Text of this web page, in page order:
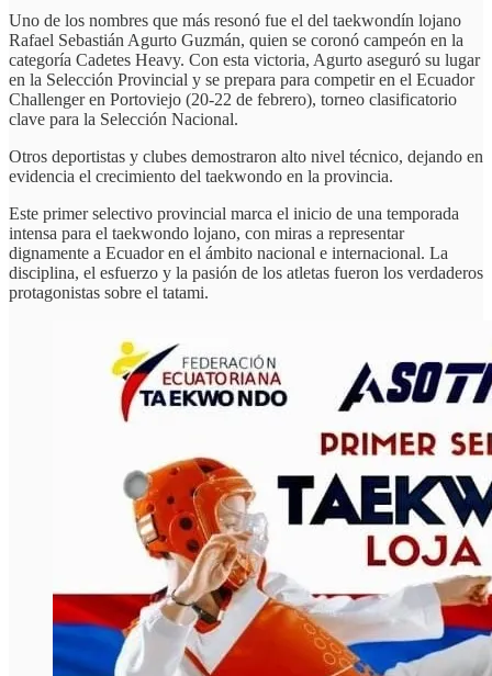
Uno de los nombres que más resonó fue el del taekwondín lojano
Rafael Sebastián Agurto Guzmán, quien se coronó campeón en la
categoría Cadetes Heavy. Con esta victoria, Agurto aseguró su lugar
en la Selección Provincial y se prepara para competir en el Ecuador
Challenger en Portoviejo (20-22 de febrero), torneo clasificatorio
clave para la Selección Nacional.
Otros deportistas y clubes demostraron alto nivel técnico, dejando en
evidencia el crecimiento del taekwondo en la provincia.
Este primer selectivo provincial marca el inicio de una temporada
intensa para el taekwondo lojano, con miras a representar
dignamente a Ecuador en el ámbito nacional e internacional. La
disciplina, el esfuerzo y la pasión de los atletas fueron los verdaderos
protagonistas sobre el tatami.